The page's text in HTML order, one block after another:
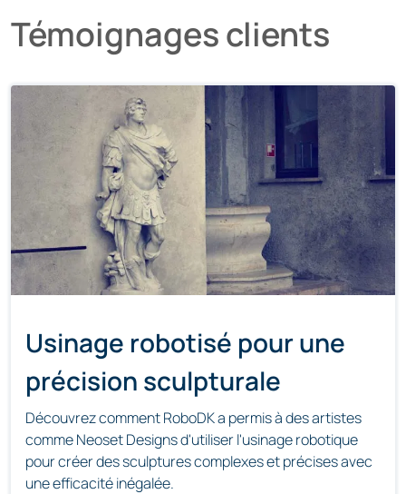
Témoignages clients
Usinage robotisé pour une
précision sculpturale
Découvrez comment RoboDK a permis à des artistes
comme Neoset Designs d'utiliser l'usinage robotique
pour créer des sculptures complexes et précises avec
une efficacité inégalée.